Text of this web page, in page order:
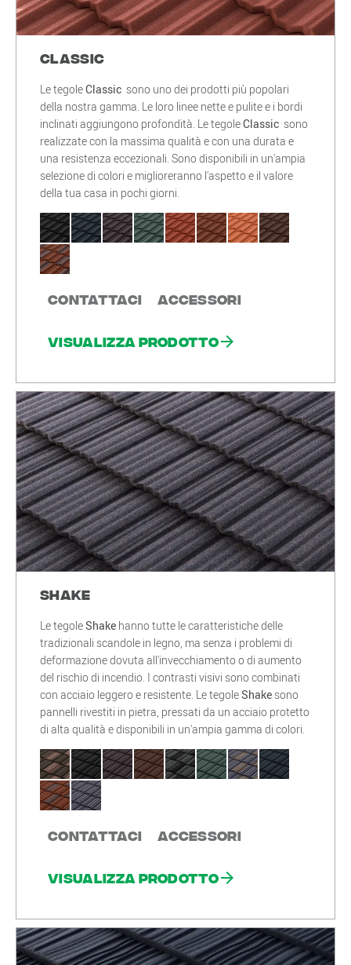
Classic
Le tegoleClassic sono uno dei prodotti più popolari
della nostra gamma. Le loro linee nette e pulite e i bordi
inclinati aggiungono profondità. Le tegoleClassic sono
realizzate con la massima qualità e con una durata e
una resistenza eccezionali. Sono disponibili in un'ampia
selezione di colori e miglioreranno l'aspetto e il valore
della tua casa in pochi giorni.
Contattaci Accessori
Visualizza prodotto
Shake
Le tegoleShake hanno tutte le caratteristiche delle
tradizionali scandole in legno, ma senza i problemi di
deformazione dovuta all'invecchiamento o di aumento
del rischio di incendio. I contrasti visivi sono combinati
con acciaio leggero e resistente. Le tegoleShake sono
pannelli rivestiti in pietra, pressati da un acciaio protetto
di alta qualità e disponibili in un'ampia gamma di colori.
Contattaci Accessori
Visualizza prodotto